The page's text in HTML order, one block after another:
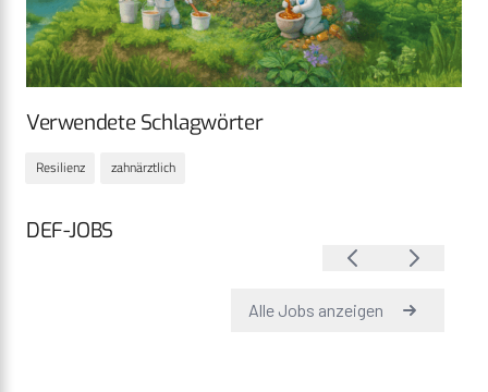
Verwendete Schlagwörter
Resilienz zahnärztlich
DEF-JOBS